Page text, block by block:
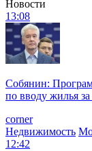
Новости
13:08
Собянин:
по вводу жилья
corner
Недвижимость
12:42